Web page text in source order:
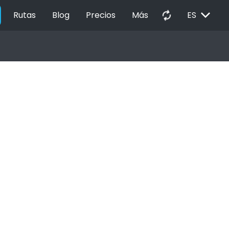
Rutas Blog Precios Más autorenew ES EXPAND_MORE